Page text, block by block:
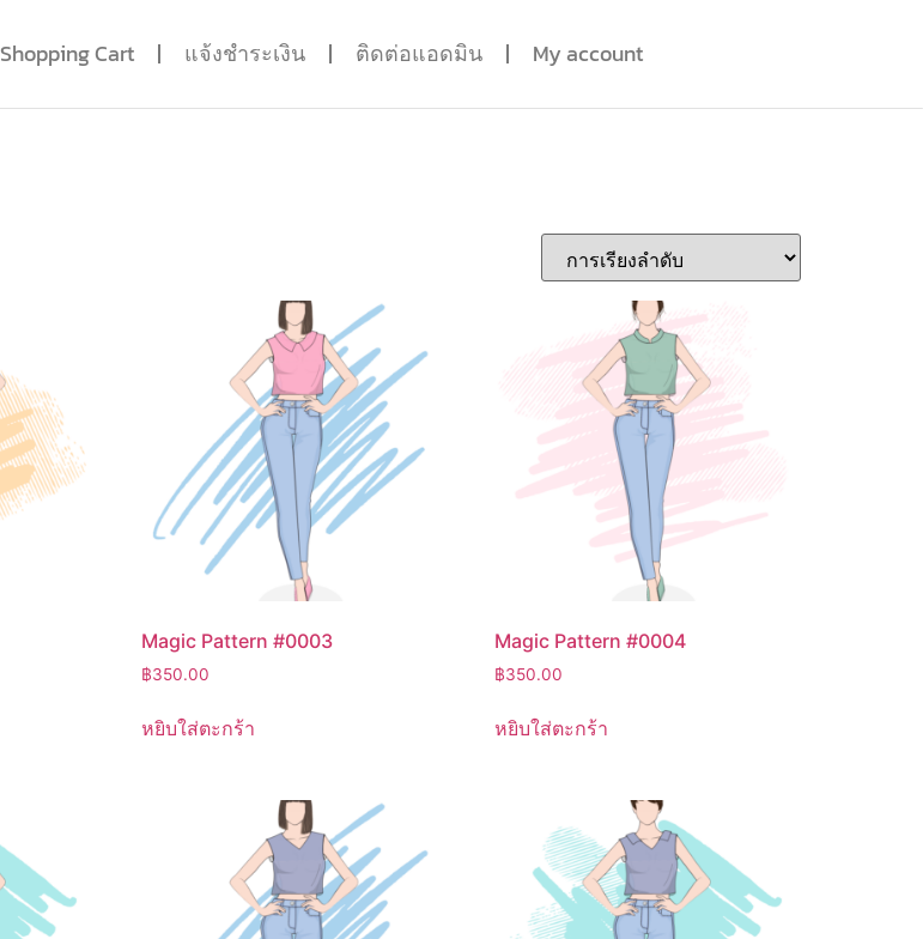
Shopping Cart แจ้งชำระเงิน ติดต่อแอดมิน My account
Magic Pattern #0003
฿350.00
หยิบใส่ตะกร้า
Magic Pattern #0004
฿350.00
หยิบใส่ตะกร้า